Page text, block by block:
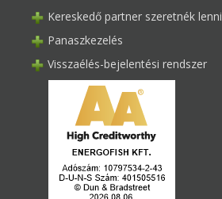
Kereskedő partner szeretnék lenni
Panaszkezelés
Visszaélés-bejelentési rendszer